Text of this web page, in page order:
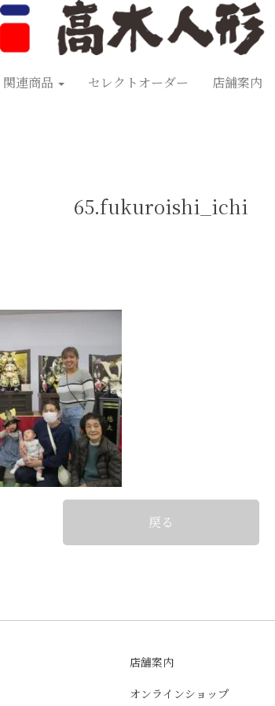
お正月飾り お祝い品 セレクトオーダー
関連商品 セレクトオーダー 店舗案内
65.fukuroishi_ichi
戻る
店舗案内
オンラインショップ